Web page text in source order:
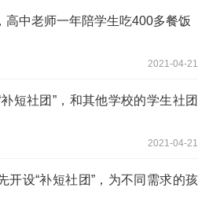
高中老师一年陪学生吃400多餐饭
2021-04-21
短社团”，和其他学校的学生社团
2021-04-21
开设“补短社团”，为不同需求的孩